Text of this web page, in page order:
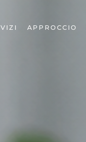
APPROCCIO